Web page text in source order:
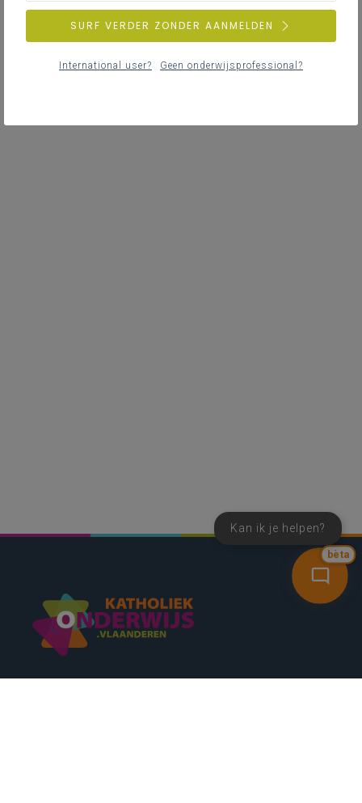
bèta
Kan ik je helpen?
SURF VERDER ZONDER AANMELDEN
International user? Geen onderwijsprofessional?